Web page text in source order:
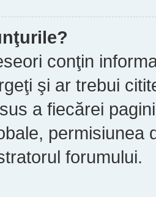
conţin
şi ar trebui
a fiecărei
permisiunea
forumului.